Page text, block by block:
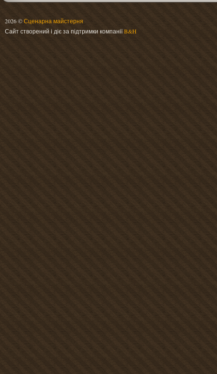
2026 ©Сценарна майстерня
Сайт створений і діє за підтримки компаніїB&H